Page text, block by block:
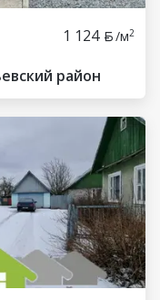
1 124 /м2
район